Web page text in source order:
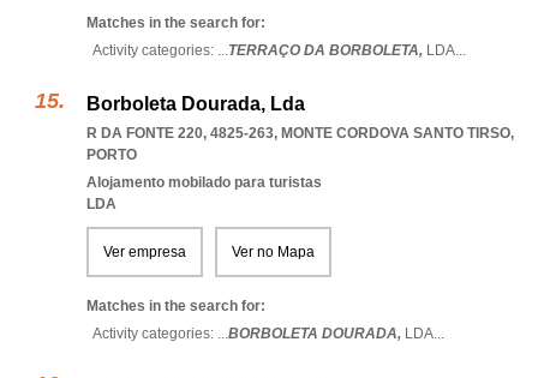
Matches in the search for:
Activity categories: ...TERRAÇO DA BORBOLETA, LDA...
Borboleta Dourada, Lda
R DA FONTE 220, 4825-263, MONTE CORDOVA SANTO TIRSO,
PORTO
Alojamento mobilado para turistas
LDA
Ver empresa Ver no Mapa
Matches in the search for:
Activity categories: ...BORBOLETA DOURADA, LDA...